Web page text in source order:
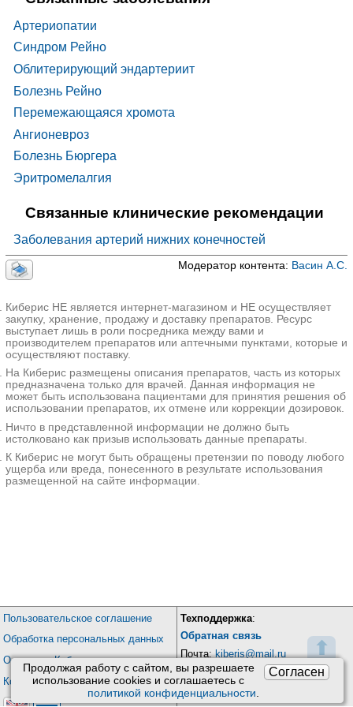
⬆
Согласен
Продолжая работу с сайтом, вы разрешаете
использование сookies и соглашаетесь с
политикой конфиденциальности.
✚I72 Другие формы аневризмы
✚I74 Эмболия и тромбоз артерий
✚I77 Другие поражения артерий и артериол
✚I78 Болезни капилляров
✚I79 Поражения артерий, артериол и капилляров
при болезнях, классифицированных в других
рубриках
Артериопатии
Синдром Рейно
Облитерирующий эндартериит
Болезнь Рейно
Перемежающаяся хромота
Ангионевроз
Болезнь Бюргера
Эритромелалгия
Связанные клинические рекомендации
Заболевания артерий нижних конечностей
Модератор контента: Васин А.С.
Киберис НЕ является интернет-магазином и НЕ осуществляет
закупку, хранение, продажу и доставку препаратов. Ресурс
выступает лишь в роли посредника между вами и
производителем препаратов или аптечными пунктами, которые и
осуществляют поставку.
На Киберис размещены описания препаратов, часть из которых
предназначена только для врачей. Данная информация не
может быть использована пациентами для принятия решения об
использовании препаратов, их отмене или коррекции дозировок.
Ничто в представленной информации не должно быть
истолковано как призыв использовать данные препараты.
К Киберис не могут быть обращены претензии по поводу любого
ущерба или вреда, понесенного в результате использования
размещенной на сайте информации.
Пользовательское соглашение
Обработка персональных данных
О проекте Киберис
Контакты
Техподдержка:
Обратная связь
Почта:kiberis@mail.ru